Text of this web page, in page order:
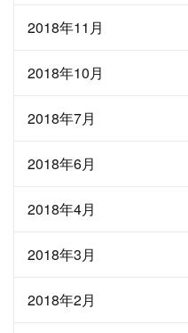
2018年11月
2018年10月
2018年7月
2018年6月
2018年4月
2018年3月
2018年2月